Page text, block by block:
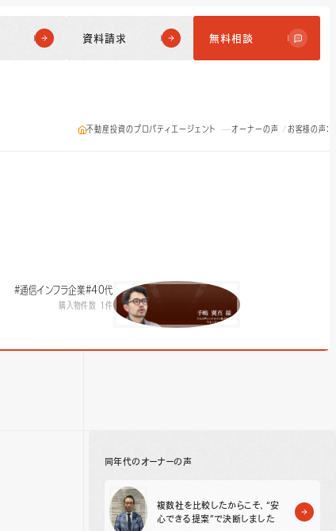
資料請求 無料相談
不動産投資のプロパティエージェント オーナーの声 お客様の声：
#通信インフラ企業#40代
購入物件数 1件
同年代のオーナーの声
複数社を比較したからこそ、“安
心できる提案”で決断しました